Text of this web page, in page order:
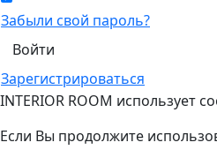
Забыли свой пароль?
Зарегистрироваться
INTERIOR ROOM использует
Если Вы продолжите